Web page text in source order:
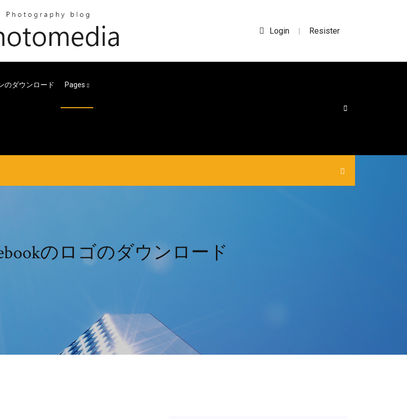
Login | Resister
のダウンロード Pages
のロゴのダウンロード